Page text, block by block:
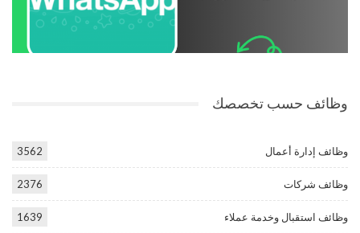
وظائف حسب تخصصك
وظائف إدارة أعمال 3562
وظائف شركات 2376
وظائف استقبال وخدمة عملاء 1639